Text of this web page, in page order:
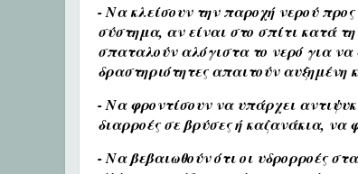
- Να κλείσουν την παροχή νερού
σύστημα, αν είναι στο σπίτι κατά
σπαταλούν αλόγιστα το νερό για να
δραστηριότητες απαιτούν
- Να φροντίσουν να υπάρχει
διαρροές σε βρύσες ή καζανάκια, να
- Να βεβαιωθούν ότι οι υδρορροές